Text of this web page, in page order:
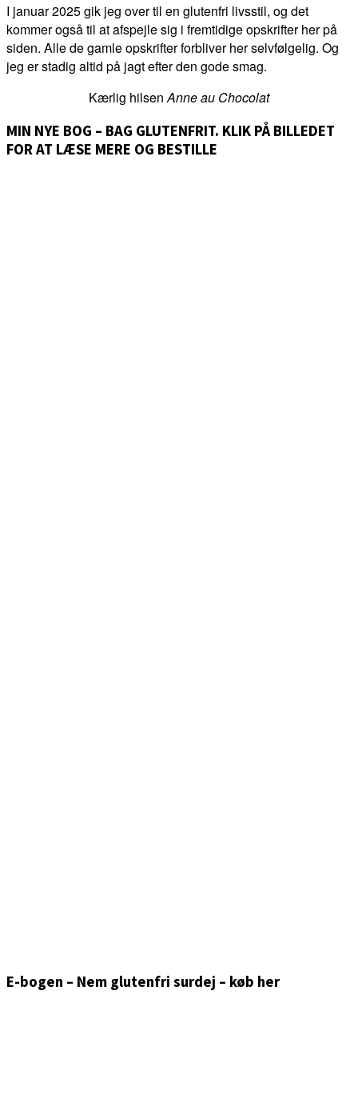
I januar 2025 gik jeg over til en glutenfri livsstil, og det
kommer også til at afspejle sig i fremtidige opskrifter her på
siden. Alle de gamle opskrifter forbliver her selvfølgelig. Og
jeg er stadig altid på jagt efter den gode smag.
Kærlig hilsenAnne au Chocolat
MIN NYE BOG – BAG GLUTENFRIT. KLIK PÅ BILLEDET
FOR AT LÆSE MERE OG BESTILLE
E-bogen – Nem glutenfri surdej – køb her